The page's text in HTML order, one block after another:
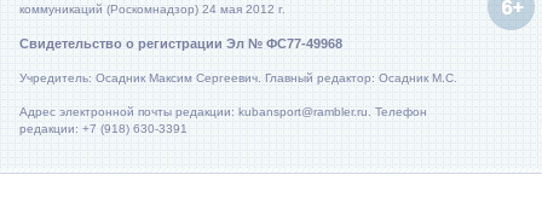
коммуникаций (Роскомнадзор) 24 мая 2012 г.
Свидетельство о регистрации Эл № ФС77-49968
Учредитель: Осадник Максим Сергеевич. Главный редактор: Осадник М.С.
Адрес электронной почты редакции: kubansport@rambler.ru. Телефон
редакции: +7 (918) 630-3391